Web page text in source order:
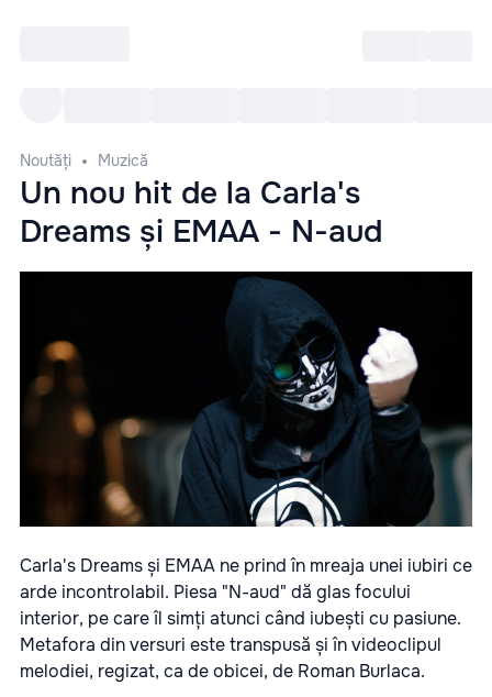
Noutăți Muzică
Un nou hit de la Carla's
Dreams și EMAA - N-aud
Carla's Dreams și EMAA ne prind în mreaja unei iubiri ce
arde incontrolabil. Piesa "N-aud" dă glas focului
interior, pe care îl simți atunci când iubești cu pasiune.
Metafora din versuri este transpusă și în videoclipul
melodiei, regizat, ca de obicei, de Roman Burlaca.